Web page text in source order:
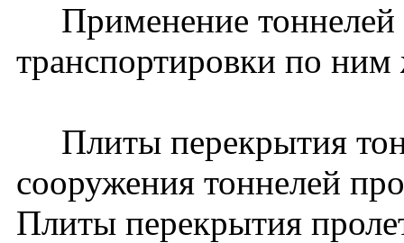
Применение тоннелей
транспортировки по
Плиты перекрытия
сооружения тоннелей
Плиты перекрытия